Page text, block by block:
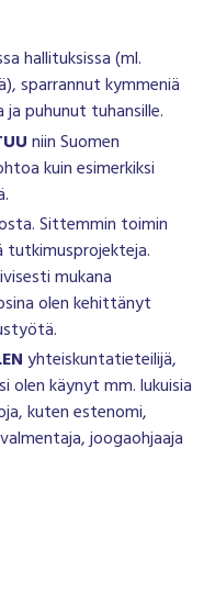
hallituksissa (ml.
sparrannut kymmeniä
puhunut tuhansille.
niin Suomen
kuin esimerkiksi
Sittemmin toimin
mukana
olen kehittänyt
yhteiskuntatieteilijä,
olen käynyt mm. lukuisia
kutenestenomi,
joogaohjaaja